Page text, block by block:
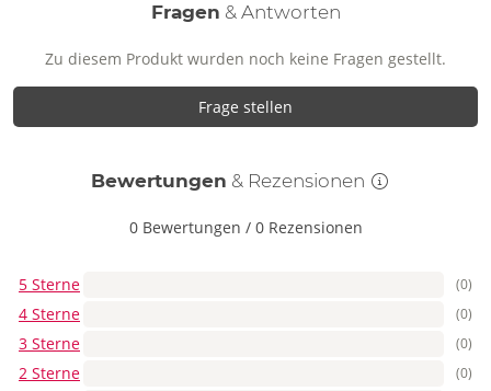
Fragen & Antworten
Zu diesem Produkt wurden noch keine Fragen gestellt.
Frage stellen
Bewertungen & Rezensionen
0 Bewertungen / 0 Rezensionen
5 Sterne (0)
4 Sterne (0)
3 Sterne (0)
2 Sterne (0)